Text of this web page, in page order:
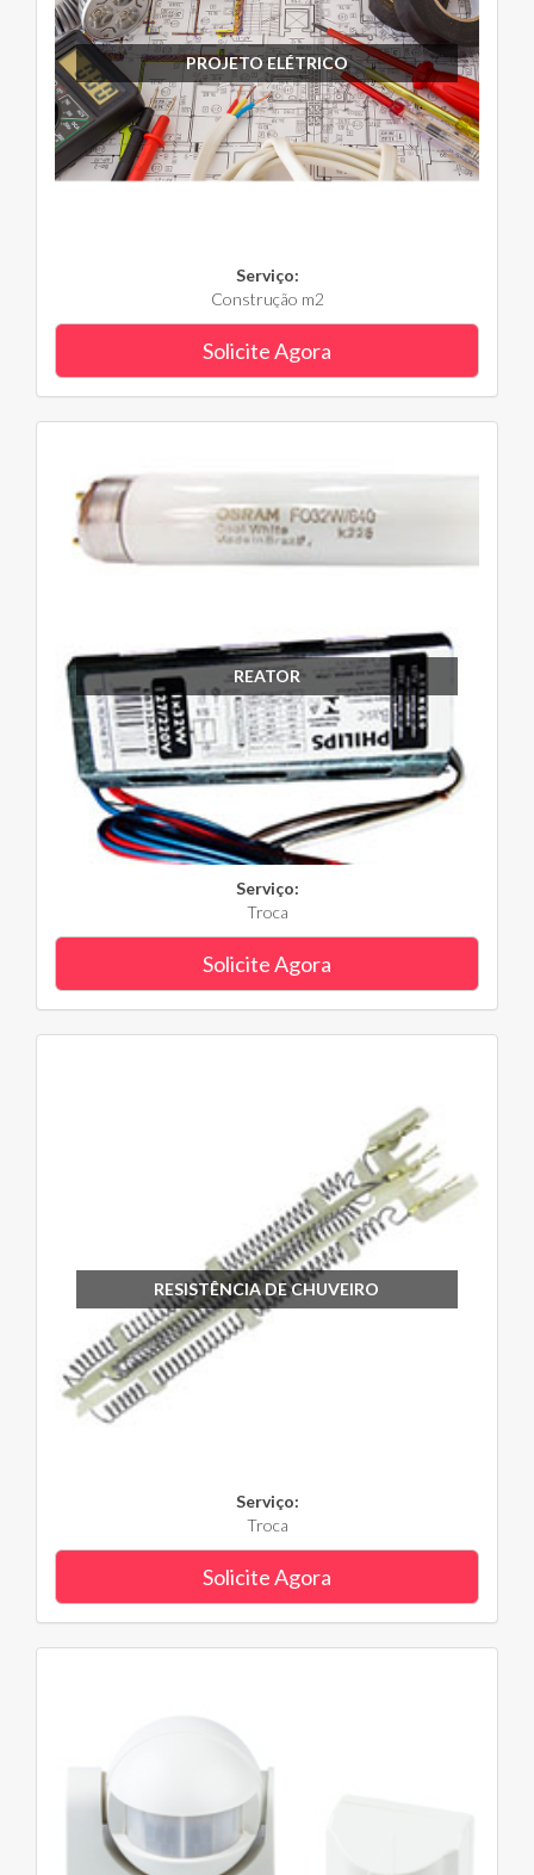
PROJETO ELÉTRICO
Serviço:
Construção m2
Solicite Agora
REATOR
Serviço:
Troca
Solicite Agora
RESISTÊNCIA DE CHUVEIRO
Serviço:
Troca
Solicite Agora